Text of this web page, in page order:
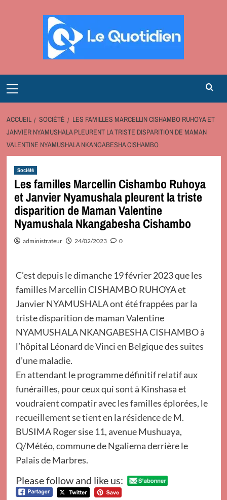
Menu
ACCUEIL SOCIÉTÉ
LES FAMILLES MARCELLIN CISHAMBO RUHOYA ET
JANVIER NYAMUSHALA PLEURENT LA TRISTE DISPARITION DE MAMAN
VALENTINE NYAMUSHALA NKANGABESHA CISHAMBO
Société
Les familles Marcellin Cishambo Ruhoya
et Janvier Nyamushala pleurent la triste
disparition de Maman Valentine
Nyamushala Nkangabesha Cishambo
administrateur 24/02/2023 0
C’est depuis le dimanche 19 février 2023 que les
familles Marcellin CISHAMBO RUHOYA et
Janvier NYAMUSHALA ont été frappées par la
triste disparition de maman Valentine
NYAMUSHALA NKANGABESHA CISHAMBO à
l’hôpital Léonard de Vinci en Belgique des suites
d’une maladie.
En attendant le programme définitif relatif aux
funérailles, pour ceux qui sont à Kinshasa et
voudraient compatir avec les familles éplorées, le
recueillement se tient en la résidence de M.
BUSIMA Roger sise 11, avenue Mushuaya,
Q/Météo, commune de Ngaliema derrière le
Palais de Marbres.
Please follow and like us: